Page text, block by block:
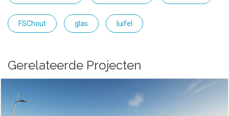
FSChout glas luifel
Gerelateerde Projecten